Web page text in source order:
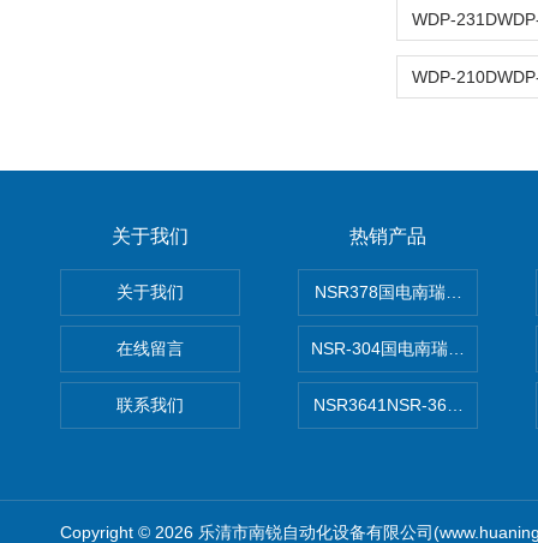
关于我们
关于我们
在线留言
联系我们
热销产品
NSR378国电南瑞NSR-378变
NSR-304国电南瑞NSR-304
NSR3641NSR-3641系列备用
Copyright © 2026 乐清市南锐自动化设备有限公司